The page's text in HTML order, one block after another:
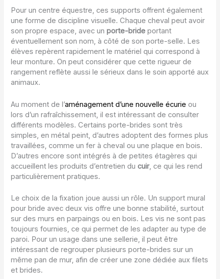
Pour un centre équestre, ces supports offrent également
une forme de discipline visuelle. Chaque cheval peut avoir
son propre espace, avec unporte-bride portant
éventuellement son nom, à côté de son porte-selle. Les
élèves repèrent rapidement le matériel qui correspond à
leur monture. On peut considérer que cette rigueur de
rangement reflète aussi le sérieux dans le soin apporté aux
animaux.
Au moment de l’aménagement d’une nouvelle écurie ou
lors d’un rafraîchissement, il est intéressant de consulter
différents modèles. Certains porte-brides sont très
simples, en métal peint, d’autres adoptent des formes plus
travaillées, comme un fer à cheval ou une plaque en bois.
D’autres encore sont intégrés à de petites étagères qui
accueillent les produits d’entretien ducuir, ce qui les rend
particulièrement pratiques.
Le choix de la fixation joue aussi un rôle. Un support mural
pour bride avec deux vis offre une bonne stabilité, surtout
sur des murs en parpaings ou en bois. Les vis ne sont pas
toujours fournies, ce qui permet de les adapter au type de
paroi. Pour un usage dans une sellerie, il peut être
intéressant de regrouper plusieurs porte-brides sur un
même pan de mur, afin de créer une zone dédiée aux filets
et brides.